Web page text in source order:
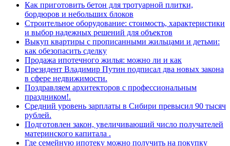
Как приготовить бетон для тротуарной плитки,
бордюров и небольших блоков
Строительное оборудование: стоимость, характеристики
и выбор надежных решений для объектов
Выкуп квартиры с прописанными жильцами и детьми:
как обезопасить сделку
Продажа ипотечного жилья: можно ли и как
Президент Владимир Путин подписал два новых закона
в сфере недвижимости.
Поздравляем архитекторов с профессиональным
праздником!.
Средний уровень зарплаты в Сибири превысил 90 тысяч
рублей.
Подготовлен закон, увеличивающий число получателей
материнского капитала .
Где семейную ипотеку можно получить на покупку